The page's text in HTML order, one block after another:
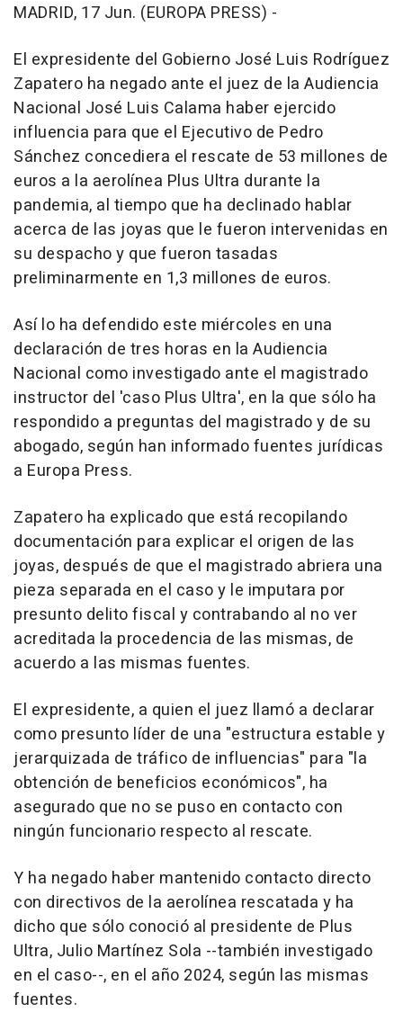
MADRID, 17 Jun. (EUROPA PRESS) -
El expresidente del Gobierno José Luis Rodríguez
Zapatero ha negado ante el juez de la Audiencia
Nacional José Luis Calama haber ejercido
influencia para que el Ejecutivo de Pedro
Sánchez concediera el rescate de 53 millones de
euros a la aerolínea Plus Ultra durante la
pandemia, al tiempo que ha declinado hablar
acerca de las joyas que le fueron intervenidas en
su despacho y que fueron tasadas
preliminarmente en 1,3 millones de euros.
Así lo ha defendido este miércoles en una
declaración de tres horas en la Audiencia
Nacional como investigado ante el magistrado
instructor del 'caso Plus Ultra', en la que sólo ha
respondido a preguntas del magistrado y de su
abogado, según han informado fuentes jurídicas
a Europa Press.
Zapatero ha explicado que está recopilando
documentación para explicar el origen de las
joyas, después de que el magistrado abriera una
pieza separada en el caso y le imputara por
presunto delito fiscal y contrabando al no ver
acreditada la procedencia de las mismas, de
acuerdo a las mismas fuentes.
El expresidente, a quien el juez llamó a declarar
como presunto líder de una "estructura estable y
jerarquizada de tráfico de influencias" para "la
obtención de beneficios económicos", ha
asegurado que no se puso en contacto con
ningún funcionario respecto al rescate.
Y ha negado haber mantenido contacto directo
con directivos de la aerolínea rescatada y ha
dicho que sólo conoció al presidente de Plus
Ultra, Julio Martínez Sola --también investigado
en el caso--, en el año 2024, según las mismas
fuentes.